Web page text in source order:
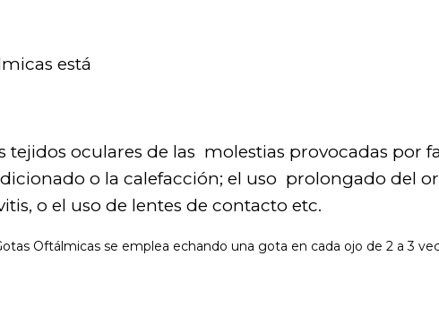
está
tejidos oculares de las molestias provocadas
o la calefacción; el uso prolongado del
o el uso de lentes de contacto etc.
Oftálmicas se emplea echando una gota en cada ojo de 2 a 3